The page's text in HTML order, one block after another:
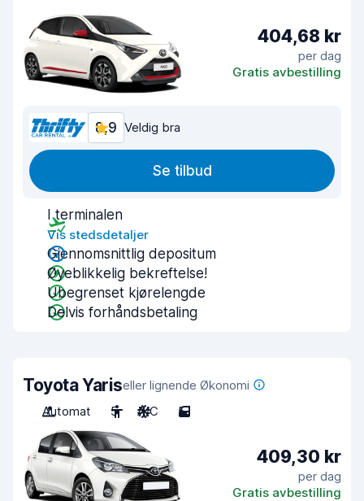
404,68 kr
per dag
Gratis avbestilling
8,9 Veldig bra
Se tilbud
I terminalen
Vis stedsdetaljer
Gjennomsnittlig depositum
Øyeblikkelig bekreftelse!
Ubegrenset kjørelengde
Delvis forhåndsbetaling
Toyota Yariseller lignende Økonomi
Automat
5 A/C 5
409,30 kr
per dag
Gratis avbestilling